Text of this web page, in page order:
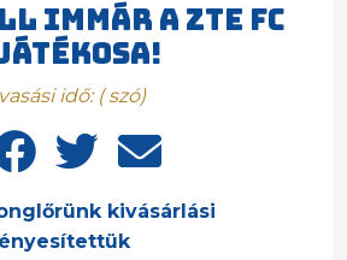
IMMÁR A ZTE FC
idő: (szó)
kivásárlási